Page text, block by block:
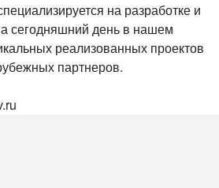
на разработке и
сегодняшний день в нашем
реализованных проектов
партнеров.